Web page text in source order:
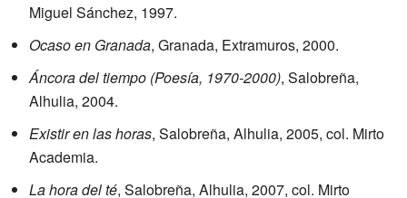
Miguel Sánchez, 1997.
Ocaso en Granada, Granada, Extramuros, 2000.
Áncora del tiempo (Poesía, 1970-2000), Salobreña,
Alhulia, 2004.
Existir en las horas, Salobreña, Alhulia, 2005, col. Mirto
Academia.
La hora del té, Salobreña, Alhulia, 2007, col. Mirto